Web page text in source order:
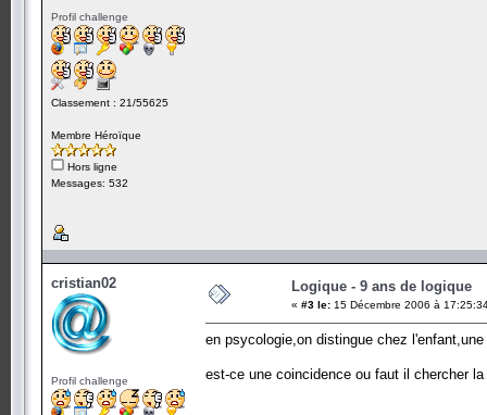
Profil challenge
Classement : 21/55625
Membre Héroïque
Hors ligne
Messages: 532
cristian02
Profil challenge
Logique - 9 ans de logique
« #3 le: 15 Décembre 2006 à
en psycologie,on distingue chez
est-ce une coincidence ou faut il chercher